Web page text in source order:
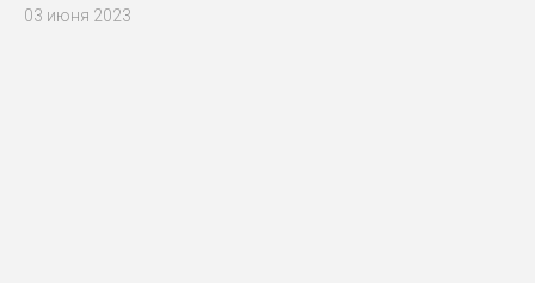
03 июня 2023